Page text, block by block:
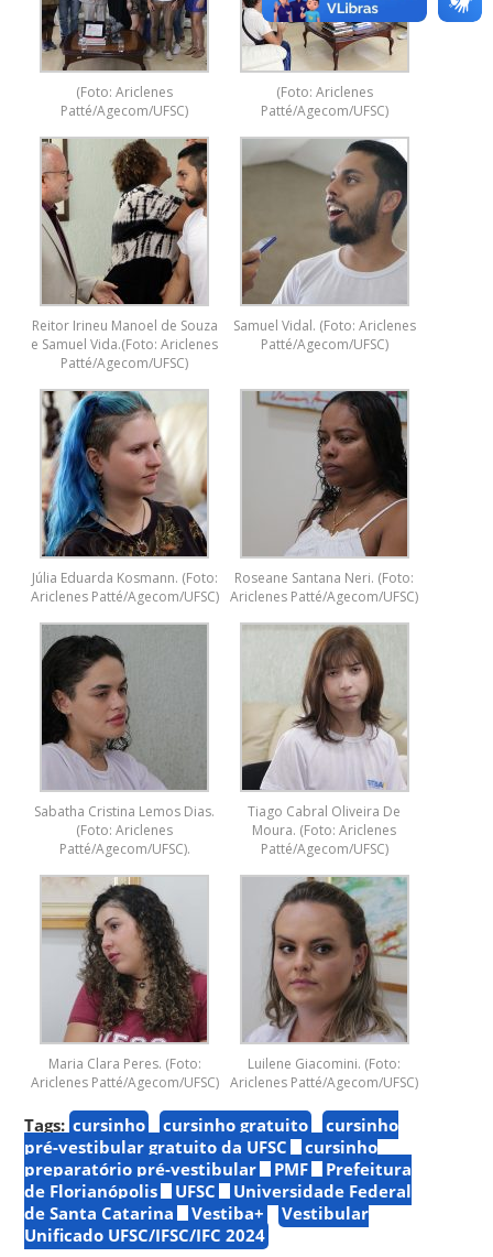
(Foto: Ariclenes
Patté/Agecom/UFSC)
(Foto: Ariclenes
Patté/Agecom/UFSC)
Reitor Irineu Manoel de Souza
e Samuel Vida.(Foto: Ariclenes
Patté/Agecom/UFSC)
Samuel Vidal. (Foto: Ariclenes
Patté/Agecom/UFSC)
Júlia Eduarda Kosmann. (Foto:
Ariclenes Patté/Agecom/UFSC)
Roseane Santana Neri. (Foto:
Ariclenes Patté/Agecom/UFSC)
Sabatha Cristina Lemos Dias.
(Foto: Ariclenes
Patté/Agecom/UFSC).
Tiago Cabral Oliveira De
Moura. (Foto: Ariclenes
Patté/Agecom/UFSC)
Maria Clara Peres. (Foto:
Ariclenes Patté/Agecom/UFSC)
Luilene Giacomini. (Foto:
Ariclenes Patté/Agecom/UFSC)
Tags: cursinho cursinho gratuito
cursinho
pré-vestibular gratuito da UFSC
cursinho
preparatório pré-vestibular
PMF
Prefeitura
de Florianópolis
UFSC
Universidade Federal
de Santa Catarina
Vestiba+
Vestibular
Unificado UFSC/IFSC/IFC 2024